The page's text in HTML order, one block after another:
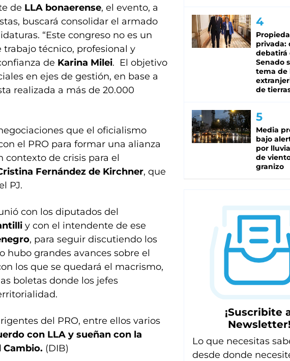
de LLA bonaerense, el evento, a
buscará consolidar el armado
“Este congreso no es un
técnico, profesional y
de Karina Milei. El objetivo
en ejes de gestión, en base a
realizada a más de 20.000
que el oficialismo
el PRO para formar una alianza
de crisis para el
Fernández de Kirchner, que
PJ.
con los diputados del
y con el intendente de ese
, para seguir discutiendo los
hubo grandes avances sobre el
los que se quedará el macrismo,
boletas donde los jefes
del PRO, entre ellos varios
con LLA y sueñan con la
(DIB)
privada:
debatirá
Senado
tema de
de
Media
bajo
por
de
granizo
¡Suscribite
Newsletter!
Lo que necesitas
desde donde